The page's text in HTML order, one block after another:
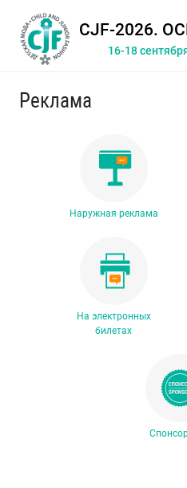
CJF-2026.
16-18
Реклама
Наружная реклама
На электронных
билетах